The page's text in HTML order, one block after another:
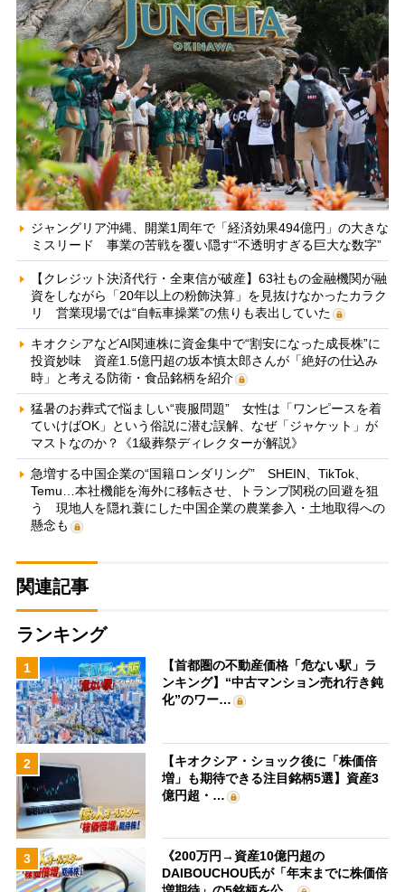
ジャングリア沖縄、開業1周年で「経済効果494億円」の大きな
ミスリード 事業の苦戦を覆い隠す“不透明すぎる巨大な数字”
【クレジット決済代行・全東信が破産】63社もの金融機関が融
資をしながら「20年以上の粉飾決算」を見抜けなかったカラク
リ 営業現場では“自転車操業”の焦りも表出していた
キオクシアなどAI関連株に資金集中で“割安になった成長株”に
投資妙味 資産1.5億円超の坂本慎太郎さんが「絶好の仕込み
時」と考える防衛・食品銘柄を紹介
猛暑のお葬式で悩ましい“喪服問題” 女性は「ワンピースを着
ていけばOK」という俗説に潜む誤解、なぜ「ジャケット」が
マストなのか？《1級葬祭ディレクターが解説》
急増する中国企業の“国籍ロンダリング” SHEIN、TikTok、
Temu…本社機能を海外に移転させ、トランプ関税の回避を狙
う 現地人を隠れ蓑にした中国企業の農業参入・土地取得への
懸念も
関連記事
ランキング
1
【首都圏の不動産価格「危ない駅」ラ
ンキング】“中古マンション売れ行き鈍
化”のワー…
2
【キオクシア・ショック後に「株価倍
増」も期待できる注目銘柄5選】資産3
億円超・…
3
《200万円→資産10億円超の
DAIBOUCHOU氏が「年末までに株価倍